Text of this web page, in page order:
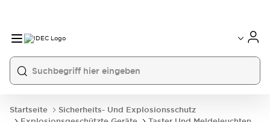
Startseite
Sicherheits- Und Explosionsschutz